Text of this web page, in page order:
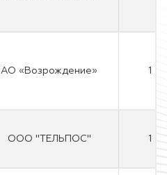
АО «Возрождение» 1
ООО "ТЕЛЬПОС" 1